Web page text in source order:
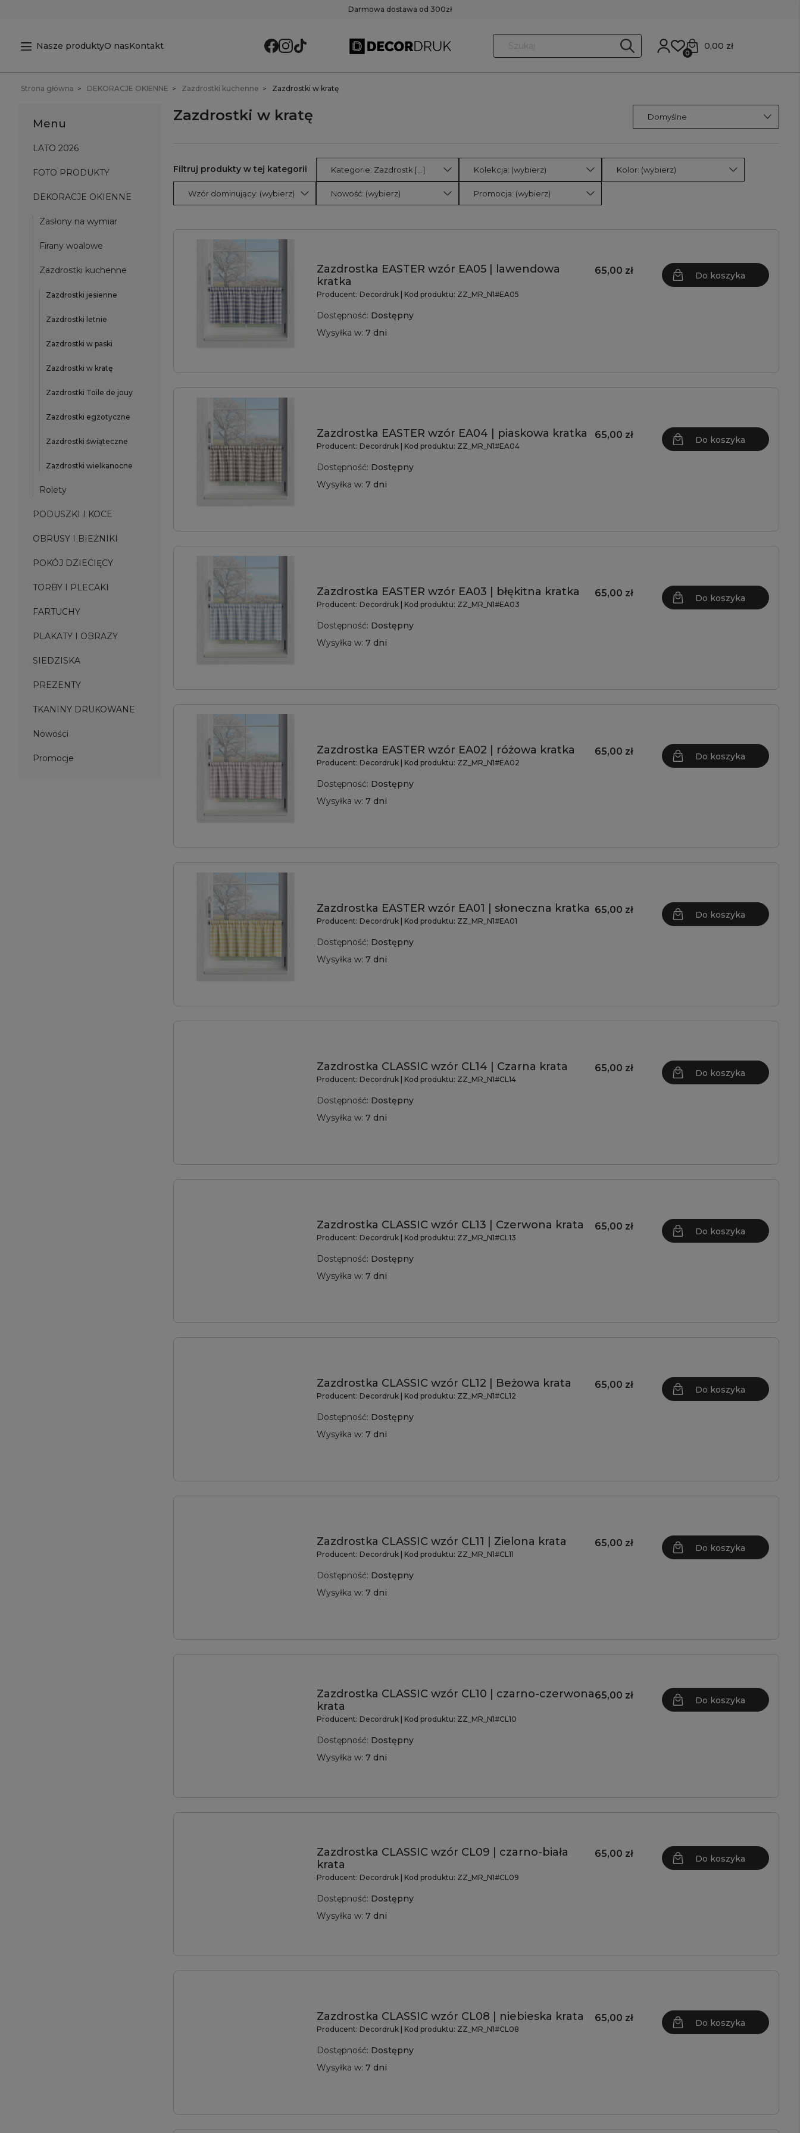
Darmowa dostawa od 300zł
Nasze produktyO nasKontakt 0,00 zł
0
Strona główna DEKORACJE OKIENNE Zazdrostki kuchenne Zazdrostki w kratę
Menu
LATO 2026
FOTO PRODUKTY
DEKORACJE OKIENNE
Zasłony na wymiar
Firany woalowe
Zazdrostki kuchenne
Zazdrostki jesienne
Zazdrostki letnie
Zazdrostki w paski
Zazdrostki w kratę
Zazdrostki Toile de jouy
Zazdrostki egzotyczne
Zazdrostki świąteczne
Zazdrostki wielkanocne
Rolety
PODUSZKI I KOCE
OBRUSY I BIEŻNIKI
POKÓJ DZIECIĘCY
TORBY I PLECAKI
FARTUCHY
PLAKATY I OBRAZY
SIEDZISKA
PREZENTY
TKANINY DRUKOWANE
Nowości
Promocje
Zazdrostki w kratę
Kategorie: Zazdrostk [...] Kolekcja: (wybierz) Kolor: (wybierz)
Wzór dominujący: (wybierz) Nowość: (wybierz) Promocja: (wybierz)
Zazdrostka EASTER wzór EA05 | lawendowa
kratka
Producent: Decordruk | Kod produktu: ZZ_MR_N1#EA05
Dostępność: Dostępny
Wysyłka w: 7 dni
65,00 zł Do koszyka
Zazdrostka EASTER wzór EA04 | piaskowa kratka
Producent: Decordruk | Kod produktu: ZZ_MR_N1#EA04
Dostępność: Dostępny
Wysyłka w: 7 dni
65,00 zł Do koszyka
Zazdrostka EASTER wzór EA03 | błękitna kratka
Producent: Decordruk | Kod produktu: ZZ_MR_N1#EA03
Dostępność: Dostępny
Wysyłka w: 7 dni
65,00 zł Do koszyka
Zazdrostka EASTER wzór EA02 | różowa kratka
Producent: Decordruk | Kod produktu: ZZ_MR_N1#EA02
Dostępność: Dostępny
Wysyłka w: 7 dni
65,00 zł Do koszyka
Zazdrostka EASTER wzór EA01 | słoneczna kratka
Producent: Decordruk | Kod produktu: ZZ_MR_N1#EA01
Dostępność: Dostępny
Wysyłka w: 7 dni
65,00 zł Do koszyka
Zazdrostka CLASSIC wzór CL14 | Czarna krata
Producent: Decordruk | Kod produktu: ZZ_MR_N1#CL14
Dostępność: Dostępny
Wysyłka w: 7 dni
65,00 zł Do koszyka
Zazdrostka CLASSIC wzór CL13 | Czerwona krata
Producent: Decordruk | Kod produktu: ZZ_MR_N1#CL13
Dostępność: Dostępny
Wysyłka w: 7 dni
65,00 zł Do koszyka
Zazdrostka CLASSIC wzór CL12 | Beżowa krata
Producent: Decordruk | Kod produktu: ZZ_MR_N1#CL12
Dostępność: Dostępny
Wysyłka w: 7 dni
65,00 zł Do koszyka
Zazdrostka CLASSIC wzór CL11 | Zielona krata
Producent: Decordruk | Kod produktu: ZZ_MR_N1#CL11
Dostępność: Dostępny
Wysyłka w: 7 dni
65,00 zł Do koszyka
Zazdrostka CLASSIC wzór CL10 | czarno-czerwona
krata
Producent: Decordruk | Kod produktu: ZZ_MR_N1#CL10
Dostępność: Dostępny
Wysyłka w: 7 dni
65,00 zł Do koszyka
Zazdrostka CLASSIC wzór CL09 | czarno-biała
krata
Producent: Decordruk | Kod produktu: ZZ_MR_N1#CL09
Dostępność: Dostępny
Wysyłka w: 7 dni
65,00 zł Do koszyka
Zazdrostka CLASSIC wzór CL08 | niebieska krata
Producent: Decordruk | Kod produktu: ZZ_MR_N1#CL08
Dostępność: Dostępny
Wysyłka w: 7 dni
65,00 zł Do koszyka